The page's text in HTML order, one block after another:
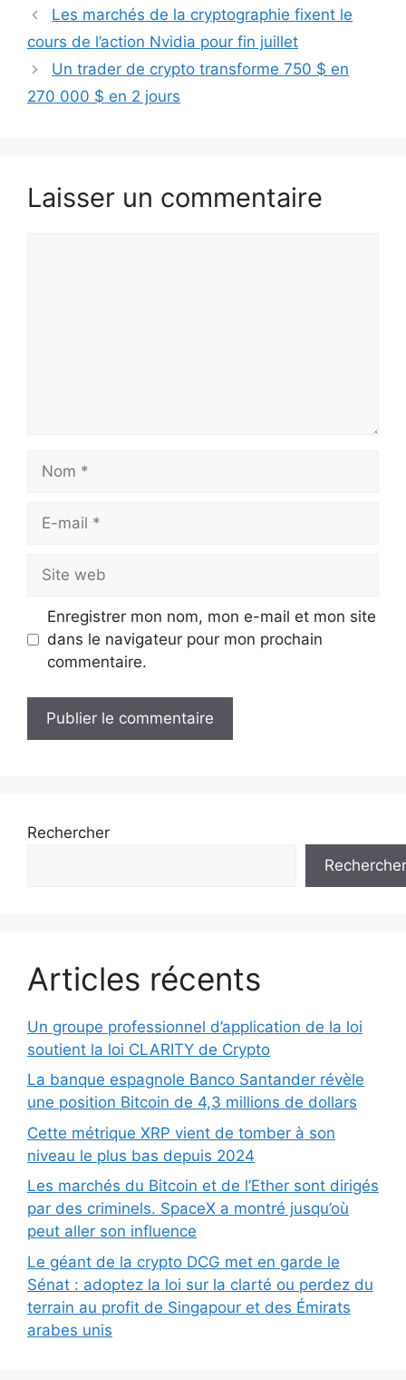
Les marchés de la cryptographie fixent le
cours de l’action Nvidia pour fin juillet
Un trader de crypto transforme 750 $ en
270 000 $ en 2 jours
Laisser un commentaire
Nom
Site
web
Enregistrer mon nom, mon e-mail et mon site
dans le navigateur pour mon prochain
commentaire.
Rechercher
Rechercher
Articles récents
Un groupe professionnel d’application de la loi
soutient la loi CLARITY de Crypto
La banque espagnole Banco Santander révèle
une position Bitcoin de 4,3 millions de dollars
Cette métrique XRP vient de tomber à son
niveau le plus bas depuis 2024
Les marchés du Bitcoin et de l’Ether sont dirigés
par des criminels. SpaceX a montré jusqu’où
peut aller son influence
Le géant de la crypto DCG met en garde le
Sénat : adoptez la loi sur la clarté ou perdez du
terrain au profit de Singapour et des Émirats
arabes unis